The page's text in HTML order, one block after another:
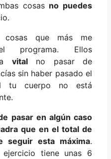
cosas no puedes
que más me
programa. Ellos
vitalno pasar de
sin haber pasado el
tu cuerpo no está
pasar en algún caso
que en el total de
seguir esta máxima.
tiene unas 6